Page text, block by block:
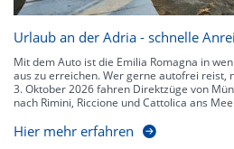
Urlaub an der Adria - schnelle
Mit dem Auto ist die Emilia Romagna in
aus zu erreichen. Wer gerne autofrei reist,
3. Oktober 2026 fahren Direktzüge von
nach Rimini, Riccione und Cattolica ans
Hier mehr erfahren